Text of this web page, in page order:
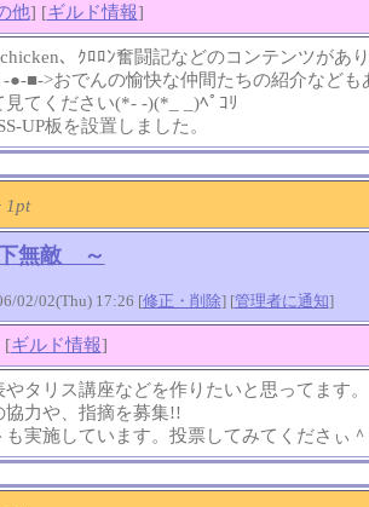
他] [ギルド情報]
、ｸﾛﾛﾝ奮闘記などのコンテンツがあ
■->おでんの愉快な仲間たちの紹介なども
見てください(*- -)(*_ _)ﾍﾟｺﾘ
UP板を設置しました。
1pt
無敵 ～
02/02(Thu) 17:26 [修正・削除] [管理者に通知]
[ギルド情報]
やタリス講座などを作りたいと思ってます。
協力や、指摘を募集!!
も実施しています。投票してみてくださぃ